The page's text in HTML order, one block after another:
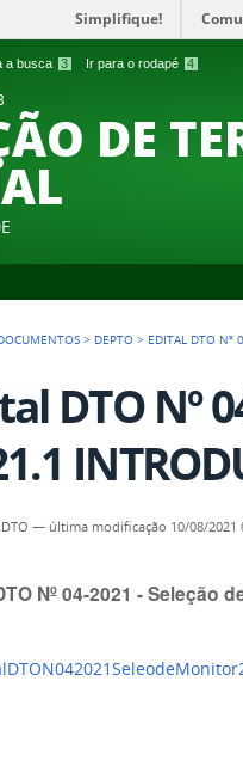
a busca 3 Ir para o rodapé 4
Simplifique!
DE
> DEPTO > EDITAL DTO Nº
DTO Nº
— última modificação 10/08/2021
Nº 04-2021 - Seleção